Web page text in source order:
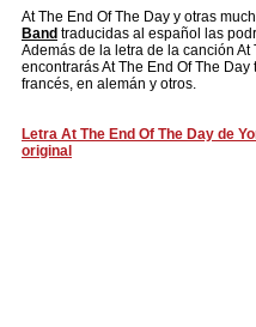
At The End Of The Day y otras
Band traducidas al español las
Además de la letra de la canción
encontrarás At The End Of The
francés, en alemán y otros.
Letra At The End Of The Day de
original